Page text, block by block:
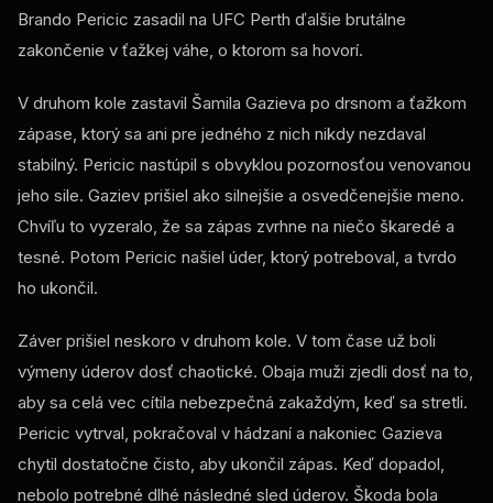
Brando Pericic zasadil na UFC Perth ďalšie brutálne
zakončenie v ťažkej váhe, o ktorom sa hovorí.
V druhom kole zastavil Šamila Gazieva po drsnom a ťažkom
zápase, ktorý sa ani pre jedného z nich nikdy nezdaval
stabilný. Pericic nastúpil s obvyklou pozornosťou venovanou
jeho sile. Gaziev prišiel ako silnejšie a osvedčenejšie meno.
Chvíľu to vyzeralo, že sa zápas zvrhne na niečo škaredé a
tesné. Potom Pericic našiel úder, ktorý potreboval, a tvrdo
ho ukončil.
Záver prišiel neskoro v druhom kole. V tom čase už boli
výmeny úderov dosť chaotické. Obaja muži zjedli dosť na to,
aby sa celá vec cítila nebezpečná zakaždým, keď sa stretli.
Pericic vytrval, pokračoval v hádzaní a nakoniec Gazieva
chytil dostatočne čisto, aby ukončil zápas. Keď dopadol,
nebolo potrebné dlhé následné sled úderov. Škoda bola